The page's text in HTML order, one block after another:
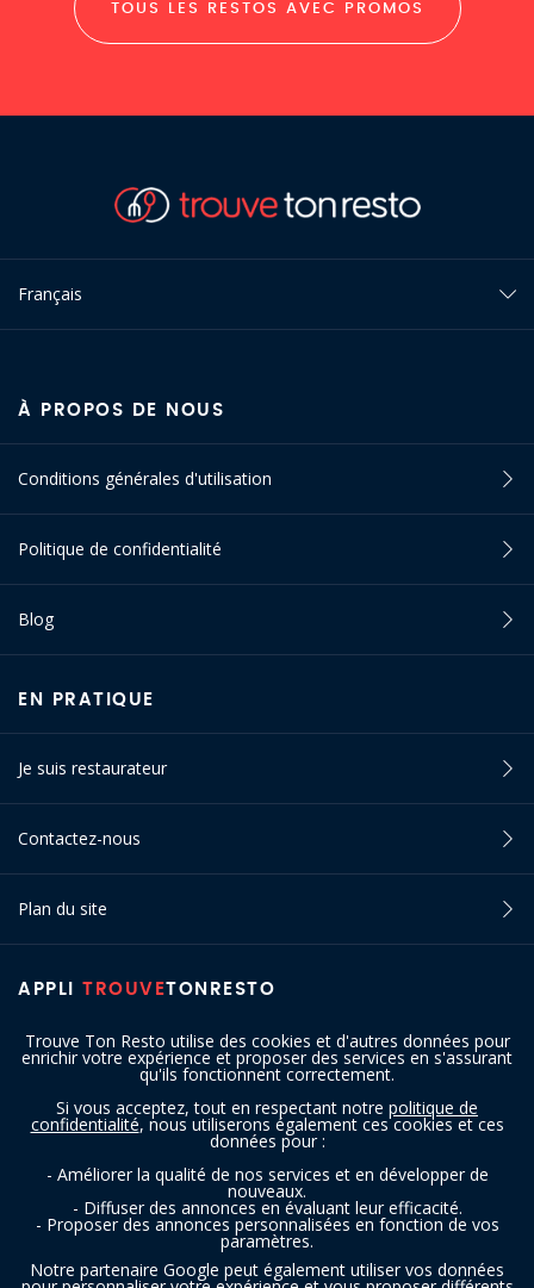
TOUS LES RESTOS AVEC PROMOS
Trouve Ton Resto utilise des cookies et d'autres données pour
enrichir votre expérience et proposer des services en s'assurant
qu'ils fonctionnent correctement.
Si vous acceptez, tout en respectant notre politique de
confidentialité, nous utiliserons également ces cookies et ces
données pour :
- Améliorer la qualité de nos services et en développer de
nouveaux.
- Diffuser des annonces en évaluant leur efficacité.
- Proposer des annonces personnalisées en fonction de vos
paramètres.
Notre partenaire Google peut également utiliser vos données
Français
APPLI TROUVETONRESTO
À PROPOS DE NOUS
Conditions générales d'utilisation
Politique de confidentialité
Blog
EN PRATIQUE
Je suis restaurateur
Contactez-nous
Plan du site
SUIVEZ-NOUS